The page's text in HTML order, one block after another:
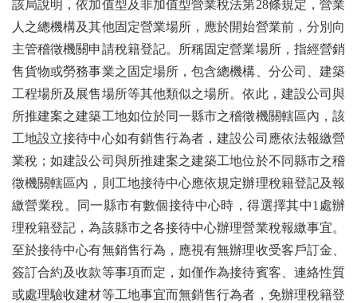
該局說明，依加值型及非加值型營業稅法第28條規定，營業
人之總機構及其他固定營業場所，應於開始營業前，分別向
主管稽徵機關申請稅籍登記。所稱固定營業場所，指經營銷
售貨物或勞務事業之固定場所，包含總機構、分公司、建築
工程場所及展售場所等其他類似之場所。依此，建設公司與
所推建案之建築工地如位於同一縣市之稽徵機關轄區內，該
工地設立接待中心如有銷售行為者，建設公司應依法報繳營
業稅；如建設公司與所推建案之建築工地位於不同縣市之稽
徵機關轄區內，則工地接待中心應依規定辦理稅籍登記及報
繳營業稅。同一縣市有數個接待中心時，得選擇其中1處辦
理稅籍登記，為該縣市之各接待中心辦理營業稅報繳事宜。
至於接待中心有無銷售行為，應視有無辦理收受客戶訂金、
簽訂合約及收款等事項而定，如僅作為接待賓客、連絡性質
或處理驗收建材等工地事宜而無銷售行為者，免辦理稅籍登